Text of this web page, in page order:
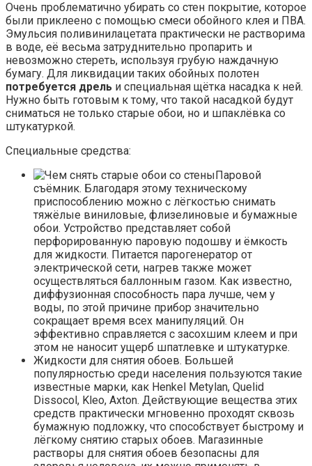
Очень проблематично убирать со стен покрытие, которое
были приклеено с помощью смеси обойного клея и ПВА.
Эмульсия поливинилацетата практически не растворима
в воде, её весьма затруднительно пропарить и
невозможно стереть, используя грубую наждачную
бумагу. Для ликвидации таких обойных полотен
потребуется дрель и специальная щётка насадка к ней.
Нужно быть готовым к тому, что такой насадкой будут
сниматься не только старые обои, но и шпаклёвка со
штукатуркой.
Специальные средства:
Паровой
съёмник. Благодаря этому техническому
приспособлению можно с лёгкостью снимать
тяжёлые виниловые, флизелиновые и бумажные
обои. Устройство представляет собой
перфорированную паровую подошву и ёмкость
для жидкости. Питается парогенератор от
электрической сети, нагрев также может
осуществляться баллонным газом. Как известно,
диффузионная способность пара лучше, чем у
воды, по этой причине прибор значительно
сокращает время всех манипуляций. Он
эффективно справляется с засохшим клеем и при
этом не наносит ущерб шпатлевке и штукатурке.
Жидкости для снятия обоев. Большей
популярностью среди населения пользуются такие
известные марки, как Henkel Metylan, Quelid
Dissocol, Kleo, Axton. Действующие вещества этих
средств практически мгновенно проходят сквозь
бумажную подложку, что способствует быстрому и
лёгкому снятию старых обоев. Магазинные
растворы для снятия обоев безопасны для